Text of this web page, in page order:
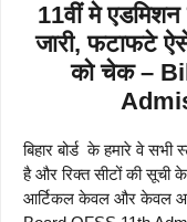
11वीं मे एडमिशन
जारी, फटाफटे
को चेक –
बिहार बोर्ड के हमारे वे
है और रिक्त सीटों की सूची के
आर्टिकल केवल और केवल